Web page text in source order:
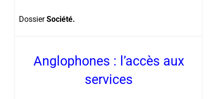
DossierSociété.
Anglophones : l’accès aux
services